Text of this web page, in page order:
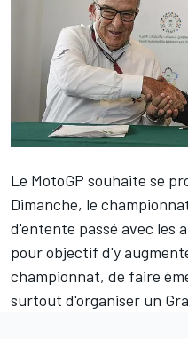
Le MotoGP souhaite se
Dimanche, le
d'entente passé avec les
pour objectif d'y
championnat, de faire
surtout d'organiser un